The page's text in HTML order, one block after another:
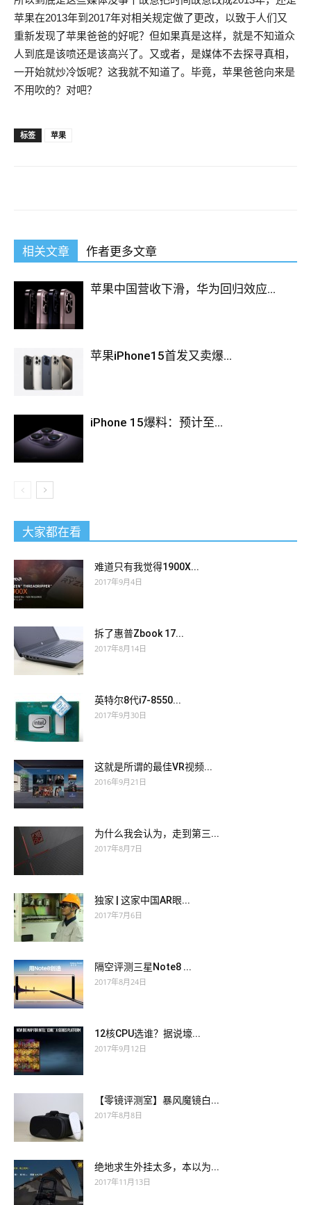
苹果在2013年到2017年对相关规定做了更改，以致于人们又
重新发现了苹果爸爸的好呢？但如果真是这样，就是不知道众
人到底是该喷还是该高兴了。又或者，是媒体不去探寻真相，
一开始就炒冷饭呢？这我就不知道了。毕竟，苹果爸爸向来是
不用吹的？对吧？
标签 苹果
相关文章 作者更多文章
苹果中国营收下滑，华为回归效应...
苹果iPhone15首发又卖爆...
iPhone 15爆料：预计至...
大家都在看
难道只有我觉得1900X...
2017年9月4日
拆了惠普Zbook 17...
2017年8月14日
英特尔8代i7-8550...
2017年9月30日
这就是所谓的最佳VR视频...
2016年9月21日
为什么我会认为，走到第三...
2017年8月7日
独家 | 这家中国AR眼...
2017年7月6日
隔空评测三星Note8 ...
2017年8月24日
12核CPU选谁？据说壕...
2017年9月12日
【零镜评测室】暴风魔镜白...
2017年8月8日
绝地求生外挂太多，本以为...
2017年11月13日